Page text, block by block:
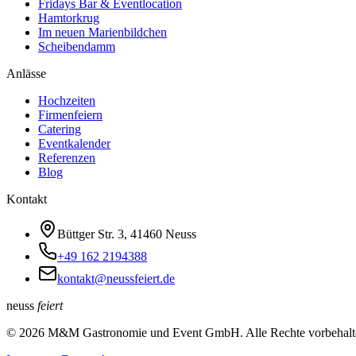
Fridays Bar & Eventlocation
Hamtorkrug
Im neuen Marienbildchen
Scheibendamm
Anlässe
Hochzeiten
Firmenfeiern
Catering
Eventkalender
Referenzen
Blog
Kontakt
Büttger Str. 3, 41460 Neuss
+49 162 2194388
kontakt@neussfeiert.de
neuss feiert
© 2026 M&M Gastronomie und Event GmbH. Alle Rechte